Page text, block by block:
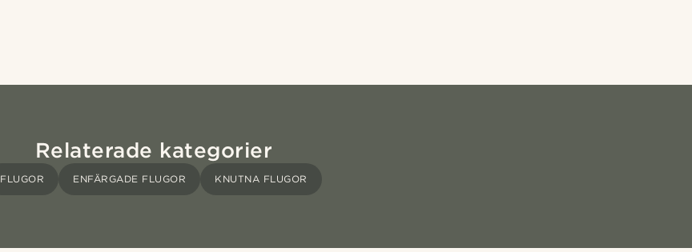
Relaterade kategorier
FLUGOR ENFÄRGADE FLUGOR KNUTNA FLUGOR